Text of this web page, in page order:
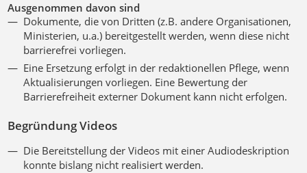
Ausgenommen davon sind
Dokumente, die von Dritten (z.B. andere Organisationen,
Ministerien, u.a.) bereitgestellt werden, wenn diese nicht
barrierefrei vorliegen.
Eine Ersetzung erfolgt in der redaktionellen Pflege, wenn
Aktualisierungen vorliegen. Eine Bewertung der
Barrierefreiheit externer Dokument kann nicht erfolgen.
Begründung Videos
Die Bereitstellung der Videos mit einer Audiodeskription
konnte bislang nicht realisiert werden.